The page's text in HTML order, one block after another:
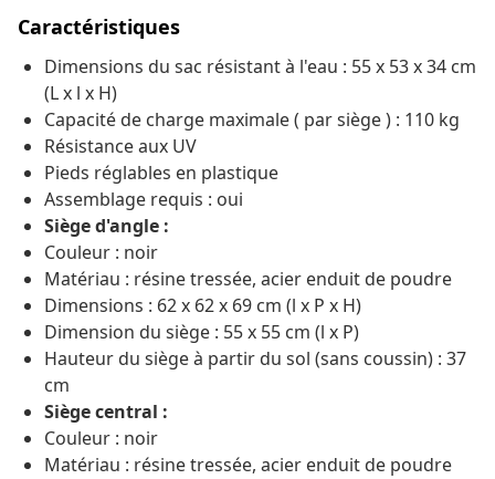
Caractéristiques
Dimensions du sac résistant à l'eau : 55 x 53 x 34 cm
(L x l x H)
Capacité de charge maximale ( par siège ) : 110 kg
Résistance aux UV
Pieds réglables en plastique
Assemblage requis : oui
Siège d'angle :
Couleur : noir
Matériau : résine tressée, acier enduit de poudre
Dimensions : 62 x 62 x 69 cm (l x P x H)
Dimension du siège : 55 x 55 cm (l x P)
Hauteur du siège à partir du sol (sans coussin) : 37
cm
Siège central :
Couleur : noir
Matériau : résine tressée, acier enduit de poudre